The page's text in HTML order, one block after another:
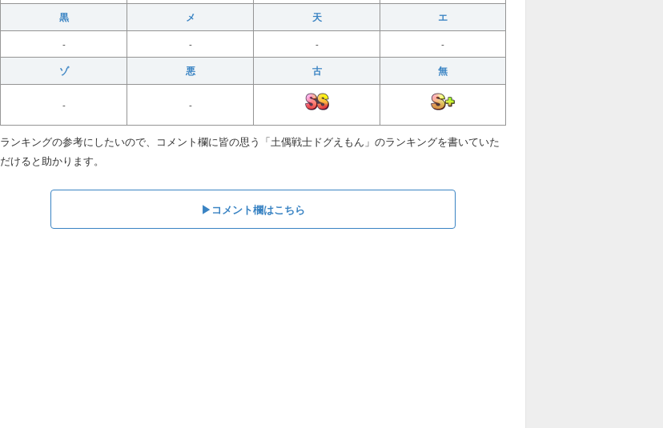
黒 メ 天 エ
- - - -
ゾ 悪 古 無
- -
ランキングの参考にしたいので、コメント欄に皆の思う「土偶戦士ドグえもん」のランキングを書いていた
だけると助かります。
▶︎コメント欄はこちら